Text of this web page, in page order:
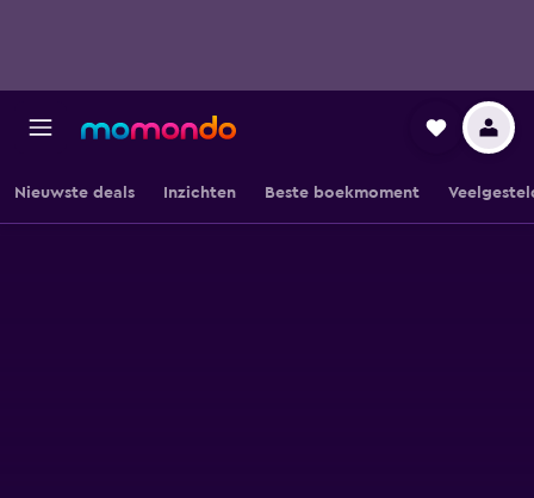
Nieuwste deals Inzichten Beste boekmoment